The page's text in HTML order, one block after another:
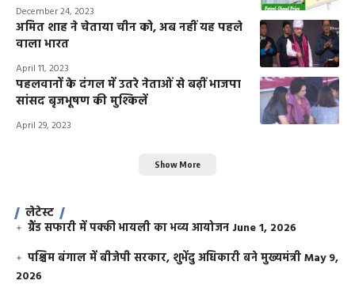
December 24, 2023
अमित शाह ने चेताया चीन को, अब नहीं यह पहले
वाला भारत
April 11, 2023
पहलवानों के दंगल में उतरे नेताओं से बढ़ीं भाजपा
सांसद बृजभूषण की मुश्किलें
April 29, 2023
Show More
लेटेस्ट
ग्रैंड सफारी में पक्की भायली का भव्य आयोजन June 1, 2026
पश्चिम बंगाल में बीजेपी सरकार, शुभेंदु अधिकारी बने मुख्यमंत्रीMay 9,
2026